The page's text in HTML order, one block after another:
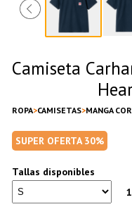
Camiseta
ROPA CAMISETAS MANGA
SUPER OFERTA 30%
Tallas disponibles